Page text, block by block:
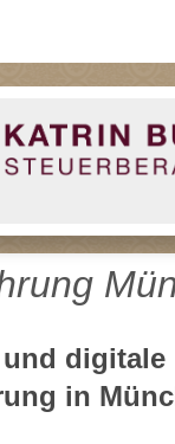
digitale
in